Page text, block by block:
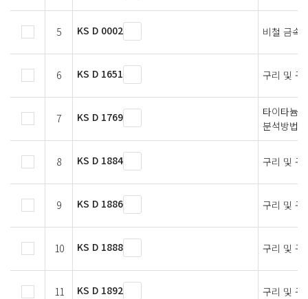
5 KS D 0002 비철 금속
6 KS D 1651 구리 및 구
7 KS D 1769
타이타늄
분석방법
8 KS D 1884 구리 및 구
9 KS D 1886 구리 및 구
10 KS D 1888 구리 및 구
11 KS D 1892 구리 및 구